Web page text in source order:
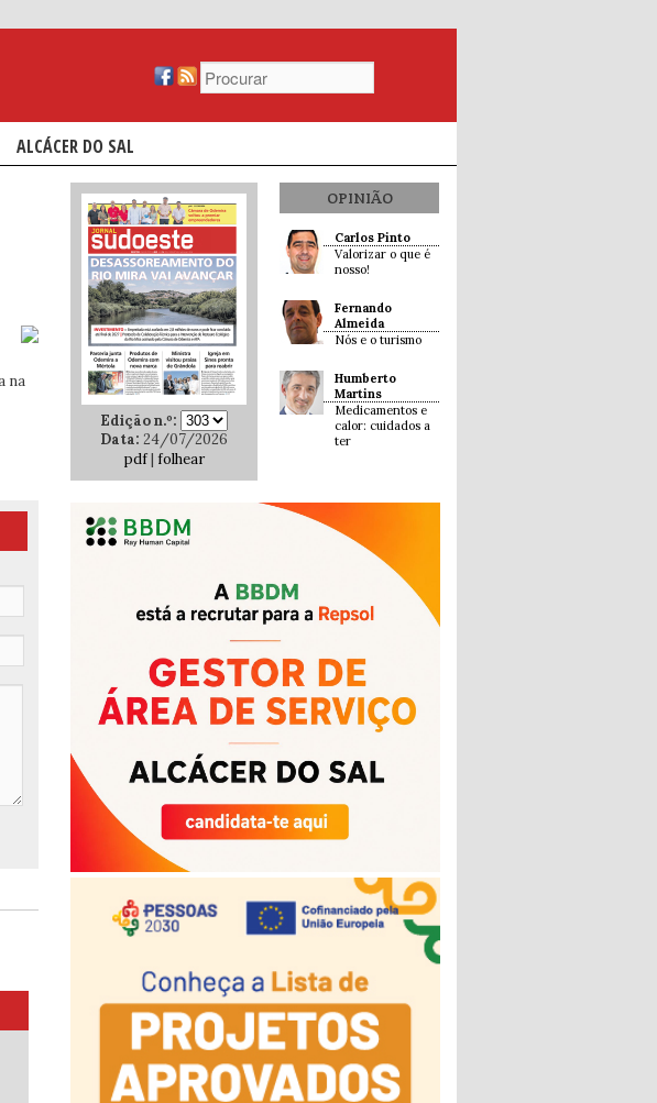
ALCÁCER DO SAL
na
Edição n.º:
Data: 24/07/2026
pdf | folhear
OPINIÃO
Carlos Pinto
Valorizar o que é
nosso!
Fernando
Almeida
Nós e o turismo
Humberto
Martins
Medicamentos e
calor: cuidados a
ter